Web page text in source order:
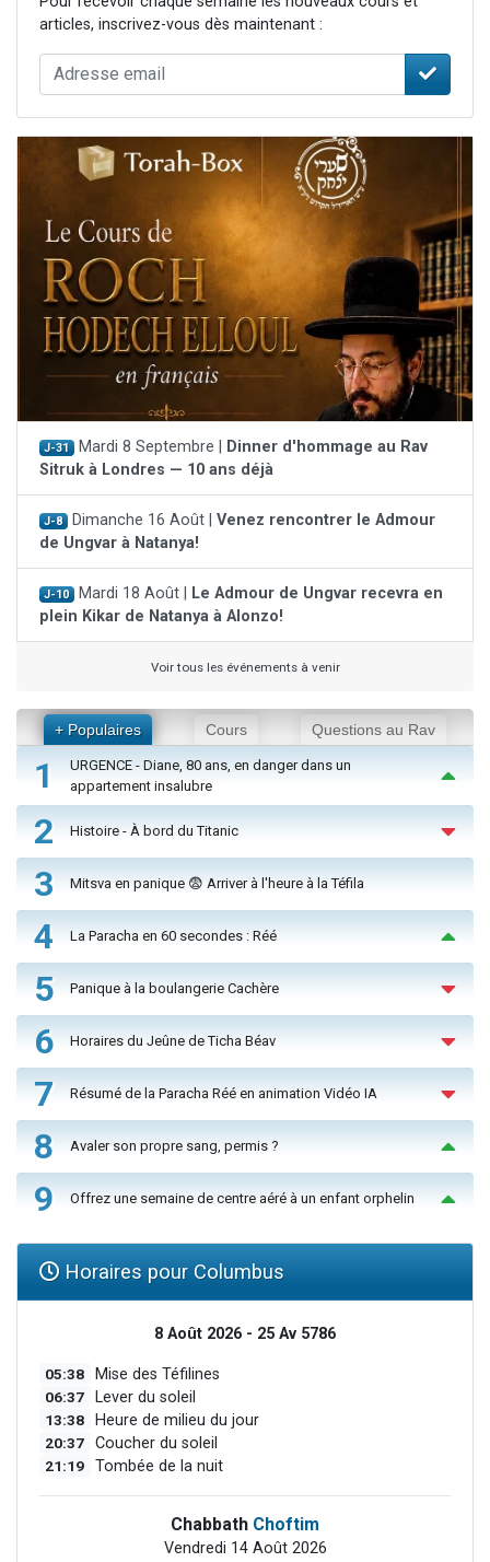
articles, inscrivez-vous dès maintenant :
J-31 Mardi 8 Septembre |
Dinner d'hommage au Rav
Sitruk à Londres — 10 ans déjà
J-8 Dimanche 16 Août | Venez rencontrer le Admour
de Ungvar à Natanya!
J-10 Mardi 18 Août |
Le Admour de Ungvar recevra en
plein Kikar de Natanya à Alonzo!
Voir tous les événements à venir
+ Populaires Cours Questions au Rav
1
URGENCE - Diane, 80 ans, en danger dans un
appartement insalubre
2 Histoire - À bord du Titanic
3 Mitsva en panique 😨 Arriver à l'heure à la Téfila
4 La Paracha en 60 secondes : Réé
5 Panique à la boulangerie Cachère
6 Horaires du Jeûne de Ticha Béav
7 Résumé de la Paracha Réé en animation Vidéo IA
8 Avaler son propre sang, permis ?
9 Offrez une semaine de centre aéré à un enfant orphelin
Horaires pour Columbus
8 Août 2026 - 25 Av 5786
05:38 Mise des Téfilines
06:37 Lever du soleil
13:38 Heure de milieu du jour
20:37 Coucher du soleil
21:19 Tombée de la nuit
Chabbath Choftim
Vendredi 14 Août 2026